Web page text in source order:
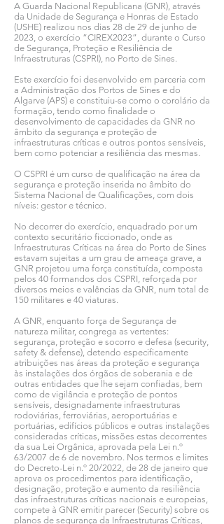
A Guarda Nacional Republicana (GNR), através
da Unidade de Segurança e Honras de Estado
(USHE) realizou nos dias 28 de 29 de junho de
2023, o exercício “CIREX2023”, durante o Curso
de Segurança, Proteção e Resiliência de
Infraestruturas (CSPRI), no Porto de Sines.
Este exercício foi desenvolvido em parceria com
a Administração dos Portos de Sines e do
Algarve (APS) e constituiu-se como o corolário da
formação, tendo como finalidade o
desenvolvimento de capacidades da GNR no
âmbito da segurança e proteção de
infraestruturas críticas e outros pontos sensíveis,
bem como potenciar a resiliência das mesmas.
O CSPRI é um curso de qualificação na área da
segurança e proteção inserida no âmbito do
Sistema Nacional de Qualificações, com dois
níveis: gestor e técnico.
No decorrer do exercício, enquadrado por um
contexto securitário ficcionado, onde as
Infraestruturas Críticas na área do Porto de Sines
estavam sujeitas a um grau de ameaça grave, a
GNR projetou uma força constituída, composta
pelos 40 formandos dos CSPRI, reforçada por
diversos meios e valências da GNR, num total de
150 militares e 40 viaturas.
A GNR, enquanto força de Segurança de
natureza militar, congrega as vertentes:
segurança, proteção e socorro e defesa (security,
safety & defense), detendo especificamente
atribuições nas áreas da proteção e segurança
às instalações dos órgãos de soberania e de
outras entidades que lhe sejam confiadas, bem
como de vigilância e proteção de pontos
sensíveis, designadamente infraestruturas
rodoviárias, ferroviárias, aeroportuárias e
portuárias, edifícios públicos e outras instalações
consideradas críticas, missões estas decorrentes
da sua Lei Orgânica, aprovada pela Lei n.º
63/2007 de 6 de novembro. Nos termos e limites
do Decreto-Lei n.º 20/2022, de 28 de janeiro que
aprova os procedimentos para identificação,
designação, proteção e aumento da resiliência
das infraestruturas críticas nacionais e europeias,
compete à GNR emitir parecer (Security) sobre os
planos de segurança da Infraestruturas Críticas,